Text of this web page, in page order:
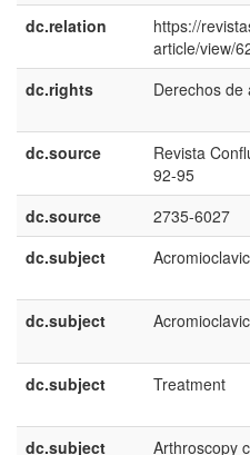
dc.relation
https://
article/view/
dc.rights
Derechos de
dc.source
Revista
92-95
dc.source
2735-6027
dc.subject
dc.subject
dc.subject
Treatment
dc.subject
Arthroscopy